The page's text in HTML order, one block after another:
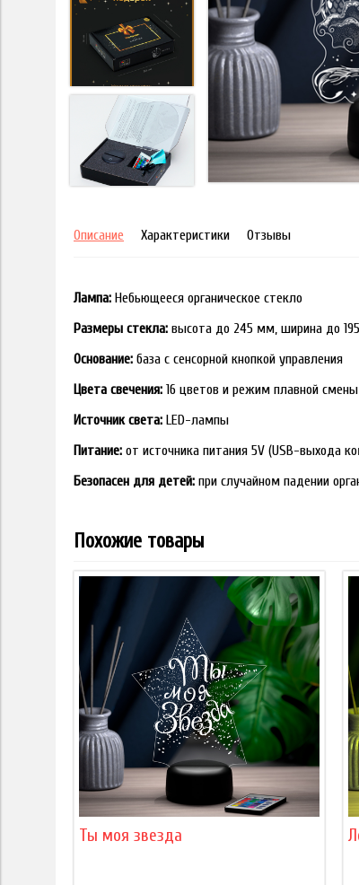
Описание Характеристики Отзывы
Лампа: Небьющееся органическое стекло
Размеры стекла: высота до 245 мм, ширина до
Основание: база с сенсорной кнопкой управления
Цвета свечения: 16 цветов и режим плавной
Источник света: LED-лампы
Питание: от источника питания 5V (USB-выхода
Безопасен для детей: при случайном падении
Похожие товары
Ты моя звезда